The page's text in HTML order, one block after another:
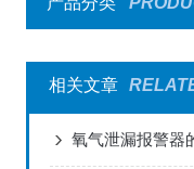
相关文章
氧气泄漏报警器